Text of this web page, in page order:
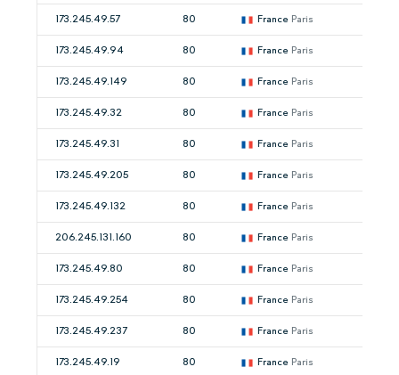
173.245.49.57 80 France Paris
173.245.49.94 80 France Paris
173.245.49.149 80 France Paris
173.245.49.32 80 France Paris
173.245.49.31 80 France Paris
173.245.49.205 80 France Paris
173.245.49.132 80 France Paris
206.245.131.160 80 France Paris
173.245.49.80 80 France Paris
173.245.49.254 80 France Paris
173.245.49.237 80 France Paris
173.245.49.19 80 France Paris